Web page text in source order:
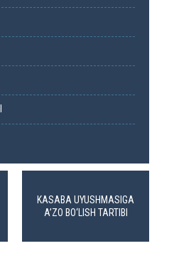
KASABA UYUSHMASIGA
A’ZO BO‘LISH TARTIBI